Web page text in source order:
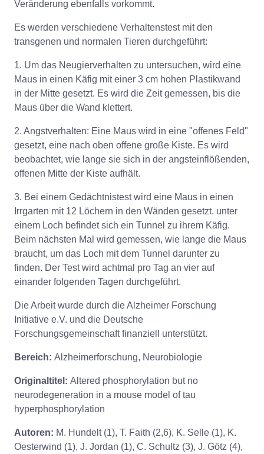
Veränderung ebenfalls vorkommt.
Es werden verschiedene Verhaltenstest mit den
transgenen und normalen Tieren durchgeführt:
1. Um das Neugierverhalten zu untersuchen, wird eine
Maus in einen Käfig mit einer 3 cm hohen Plastikwand
in der Mitte gesetzt. Es wird die Zeit gemessen, bis die
Maus über die Wand klettert.
2. Angstverhalten: Eine Maus wird in eine "offenes Feld"
gesetzt, eine nach oben offene große Kiste. Es wird
beobachtet, wie lange sie sich in der angsteinflößenden,
offenen Mitte der Kiste aufhält.
3. Bei einem Gedächtnistest wird eine Maus in einen
Irrgarten mit 12 Löchern in den Wänden gesetzt. unter
einem Loch befindet sich ein Tunnel zu ihrem Käfig.
Beim nächsten Mal wird gemessen, wie lange die Maus
braucht, um das Loch mit dem Tunnel darunter zu
finden. Der Test wird achtmal pro Tag an vier auf
einander folgenden Tagen durchgeführt.
Die Arbeit wurde durch die Alzheimer Forschung
Initiative e.V. und die Deutsche
Forschungsgemeinschaft finanziell unterstützt.
Bereich: Alzheimerforschung, Neurobiologie
Originaltitel: Altered phosphorylation but no
neurodegeneration in a mouse model of tau
hyperphosphorylation
Autoren: M. Hundelt (1), T. Faith (2,6), K. Selle (1), K.
Oesterwind (1), J. Jordan (1), C. Schultz (3), J. Götz (4),